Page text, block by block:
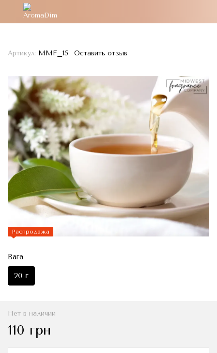
Артикул: MMF_15 Оставить отзыв
Распродажа
Вага
20 г
Нет в наличии
110 грн